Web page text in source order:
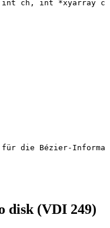
die Bézier-
disk (VDI 249)